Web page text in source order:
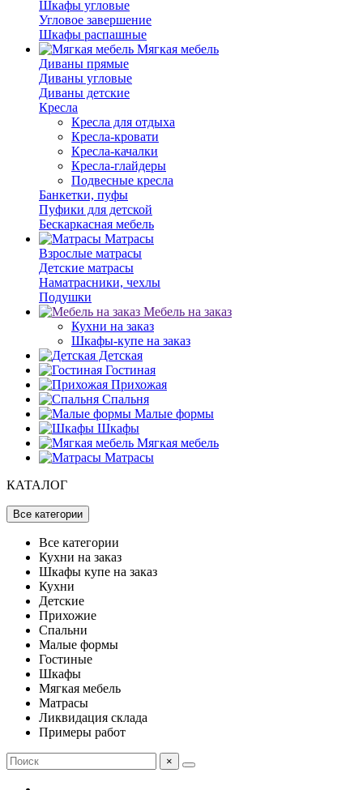
Шкафы угловые
Угловое завершение
Шкафы распашные
Мягкая мебель
Диваны прямые
Диваны угловые
Диваны детские
Кресла
Кресла для отдыха
Кресла-кровати
Кресла-качалки
Кресла-глайдеры
Подвесные кресла
Банкетки, пуфы
Пуфики для детской
Бескаркасная мебель
Матрасы
Взрослые матрасы
Детские матрасы
Наматрасники, чехлы
Подушки
Мебель на заказ
Кухни на заказ
Шкафы-купе на заказ
Детская
Гостиная
Прихожая
Спальня
Малые формы
Шкафы
Мягкая мебель
Матрасы
КАТАЛОГ
Все категории
Все категории
Кухни на заказ
Шкафы купе на заказ
Кухни
Детские
Прихожие
Спальни
Малые формы
Гостиные
Шкафы
Мягкая мебель
Матрасы
Ликвидация склада
Примеры работ
×